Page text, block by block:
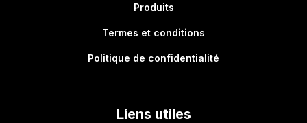
Produits
Termes et conditions
Politique de confidentialité
Liens utiles